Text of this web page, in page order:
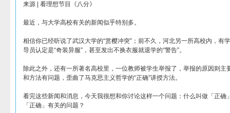
来源 | 看理想节目《八分》
最近，与大学高校有关的新闻似乎特别多。
相信你已经听说了武汉大学的“赏樱冲突”；前不久，河北另一所高校内，有
导员认定是“奇装异服”，甚至发出不换衣服就退学的“警告”。
除此之外，还有一所著名高校里，一位教师被学生举报了，举报的原因则主
和方法有问题，歪曲了马克思主义哲学的“正确”讲授方法。
看完这些新闻和消息，今天我很想和你讨论这样一个问题：什么叫做「正确
「正确」有关的问题？